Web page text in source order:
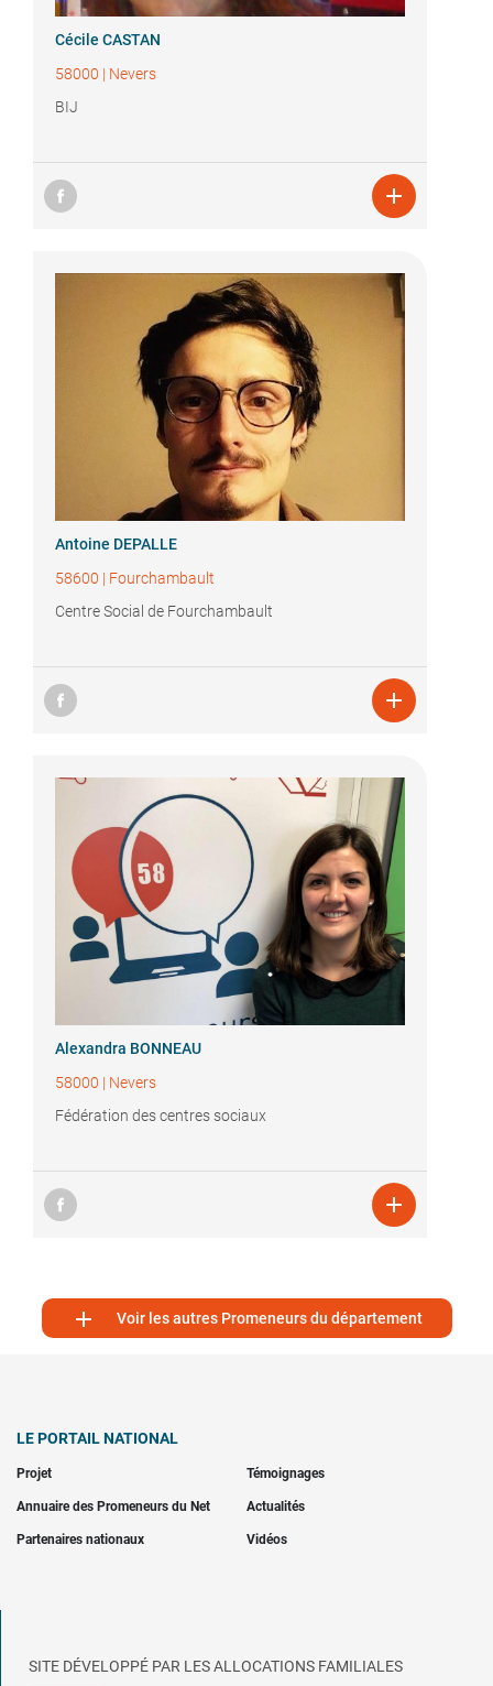
Cécile CASTAN
58000 | Nevers
BIJ

Antoine DEPALLE
58600 | Fourchambault
Centre Social de Fourchambault

Alexandra BONNEAU
58000 | Nevers
Fédération des centres sociaux

 Voir les autres Promeneurs du département
LE PORTAIL NATIONAL
Projet Témoignages
Annuaire des Promeneurs du Net Actualités
Partenaires nationaux Vidéos
SITE DÉVELOPPÉ PAR LES ALLOCATIONS FAMILIALES